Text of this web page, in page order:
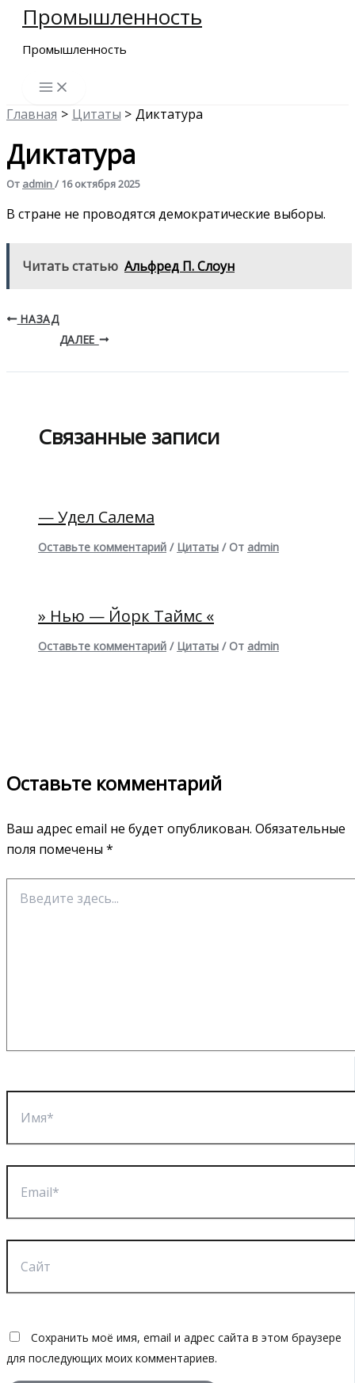
Перейти
содержимому
Промышленность
Промышленность
Главная Цитаты Диктатура
Диктатура
От admin/ 16 октября 2025
В стране не проводятся демократические выборы.
Читать статью Альфред П. Слоун
НАЗАД
ДАЛЕЕ
Связанные записи
— Удел Салема
Оставьте комментарий / Цитаты / От admin
» Нью — Йорк Таймс «
Оставьте комментарий / Цитаты / От admin
Оставьте комментарий
Ваш адрес email не будет опубликован. Обязательные
поля помечены *
здесь...
Сохранить моё имя, email и адрес сайта в этом браузере
для последующих моих комментариев.